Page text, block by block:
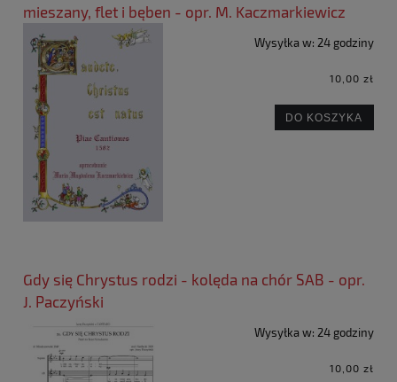
mieszany, flet i bęben - opr. M. Kaczmarkiewicz
Wysyłka w: 24 godziny
10,00 zł
DO KOSZYKA
Gdy się Chrystus rodzi - kolęda na chór SAB - opr.
J. Paczyński
Wysyłka w: 24 godziny
10,00 zł